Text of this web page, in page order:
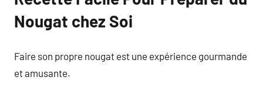
Nougat chez Soi
Faire son propre nougat est une expérience gourmande
et amusante.